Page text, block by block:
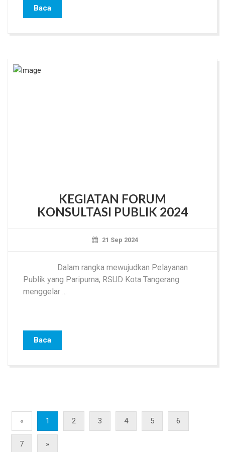
Baca
KEGIATAN FORUM
KONSULTASI PUBLIK 2024
21 Sep 2024
Dalam rangka mewujudkan Pelayanan
Publik yang Paripurna, RSUD Kota Tangerang
menggelar ...
Baca
« 1 2 3 4 5 6
7 »